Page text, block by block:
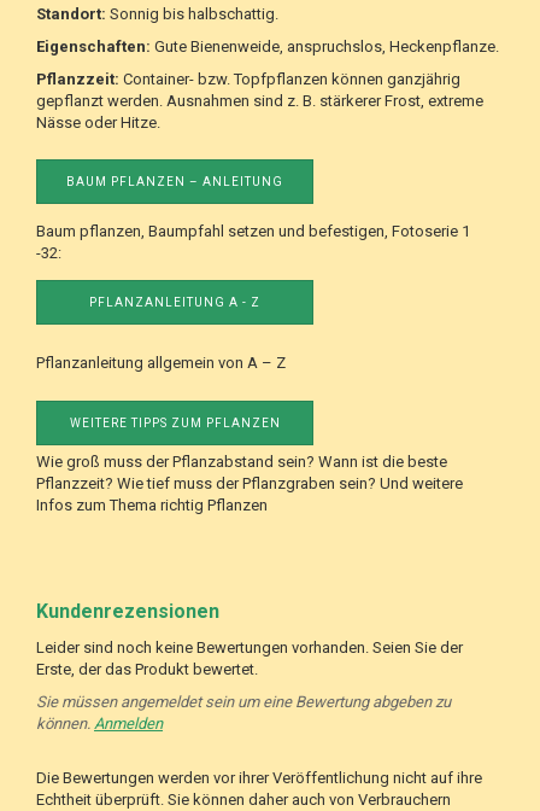
Standort: Sonnig bis halbschattig.
Eigenschaften: Gute Bienenweide, anspruchslos, Heckenpflanze.
Pflanzzeit: Container- bzw. Topfpflanzen können ganzjährig
gepflanzt werden. Ausnahmen sind z. B. stärkerer Frost, extreme
Nässe oder Hitze.
BAUM PFLANZEN – ANLEITUNG
Baum pflanzen, Baumpfahl setzen und befestigen, Fotoserie 1
-32:
PFLANZANLEITUNG A - Z
Pflanzanleitung allgemein von A – Z
WEITERE TIPPS ZUM PFLANZEN
Wie groß muss der Pflanzabstand sein? Wann ist die beste
Pflanzzeit? Wie tief muss der Pflanzgraben sein? Und weitere
Infos zum Thema richtig Pflanzen
Kundenrezensionen
Leider sind noch keine Bewertungen vorhanden. Seien Sie der
Erste, der das Produkt bewertet.
Sie müssen angemeldet sein um eine Bewertung abgeben zu
können. Anmelden
Die Bewertungen werden vor ihrer Veröffentlichung nicht auf ihre
Echtheit überprüft. Sie können daher auch von Verbrauchern